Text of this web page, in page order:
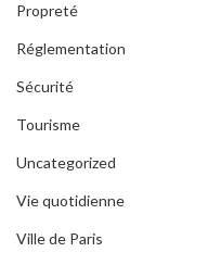
Propreté
Réglementation
Sécurité
Tourisme
Uncategorized
Vie quotidienne
Ville de Paris